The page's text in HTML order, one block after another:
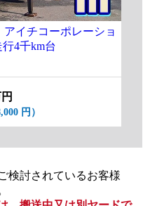
イチコーポレーショ
4千km台
円）
検討されているお客様